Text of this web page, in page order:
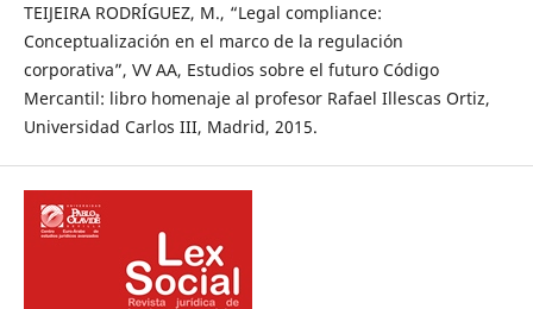
TEIJEIRA RODRÍGUEZ, M., “Legal compliance:
Conceptualización en el marco de la regulación
corporativa”, VV AA, Estudios sobre el futuro Código
Mercantil: libro homenaje al profesor Rafael Illescas Ortiz,
Universidad Carlos III, Madrid, 2015.